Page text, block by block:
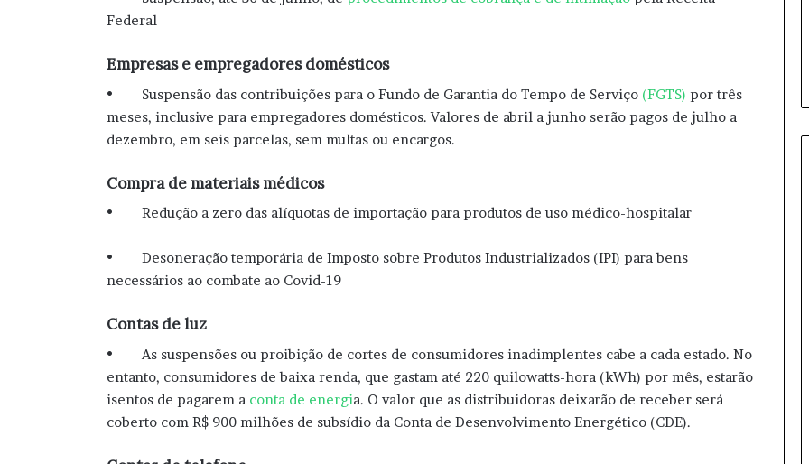
Federal
Empresas e empregadores domésticos
• Suspensão das contribuições para o Fundo de Garantia do Tempo de Serviço (FGTS) por três
meses, inclusive para empregadores domésticos. Valores de abril a junho serão pagos de julho a
dezembro, em seis parcelas, sem multas ou encargos.
Compra de materiais médicos
• Redução a zero das alíquotas de importação para produtos de uso médico-hospitalar
• Desoneração temporária de Imposto sobre Produtos Industrializados (IPI) para bens
necessários ao combate ao Covid-19
Contas de luz
• As suspensões ou proibição de cortes de consumidores inadimplentes cabe a cada estado. No
entanto, consumidores de baixa renda, que gastam até 220 quilowatts-hora (kWh) por mês, estarão
isentos de pagarem a conta de energia. O valor que as distribuidoras deixarão de receber será
coberto com R$ 900 milhões de subsídio da Conta de Desenvolvimento Energético (CDE).